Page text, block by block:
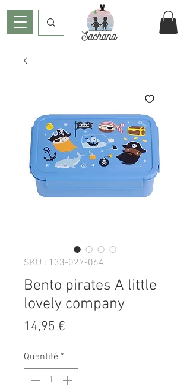
SKU : 133-027-064
Bento pirates A little
lovely company
14,95 €
Quantité *